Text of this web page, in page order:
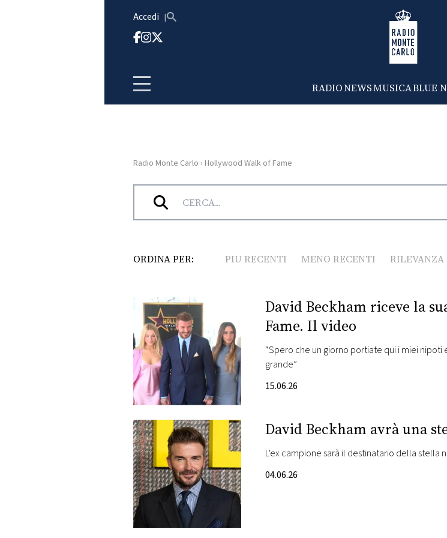
Accedi Radio
RADIONEWSMUSICABLUE
HOME
RADIO
NEWS
FOTO
CONCORSI
EVENTI
VIDEO
TV
PRINCIPATO
Radio Monte Carlo › Hollywood Walk of Fame
Tag:Hollywood Walk of Fame
ORDINA PER: PIU RECENTI MENO RECENTI RILEVANZA
David Beckham riceve la
Fame. Il video
“Spero che un giorno portiate qui i miei
grande”
15.06.26
David Beckham avrà una
L'ex campione sarà il destinatario della stella
04.06.26